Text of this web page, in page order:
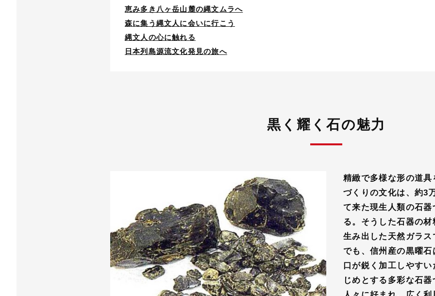
恵み多き八ヶ岳山麓の縄文ムラへ
森に集う縄文人に会いに行こう
縄文人の心に触れる
日本列島源流文化発見の旅へ
黒く耀く石の魅力
精緻で多様な形の道
づくりの文化は、約3
て来た現生人類の石
る。そうした石器の
生み出した天然ガラ
でも、信州産の黒曜
口が鋭く加工しやす
じめとする多彩な石